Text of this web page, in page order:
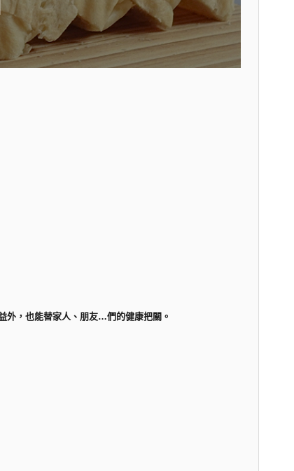
外，也能替家人、朋友…們的健康把關。